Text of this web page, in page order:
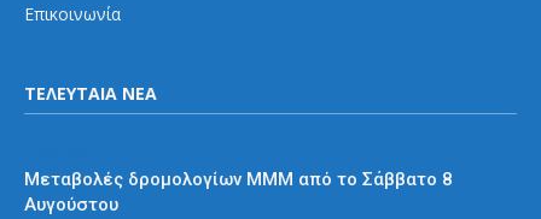
Επικοινωνία
ΤΕΛΕΥΤΑΙΑ ΝΕΑ
Μεταβολές δρομολογίων ΜΜΜ από το Σάββατο 8
Αυγούστου